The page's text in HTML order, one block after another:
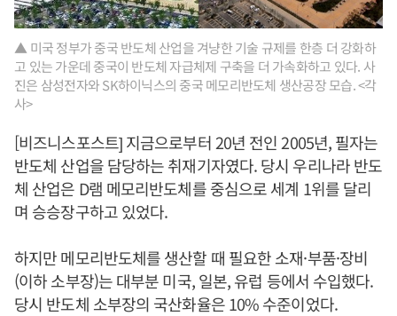
▲ 미국 정부가 중국 반도체 산업을 겨냥한 기술 규제를 한층 더 강화하
고 있는 가운데 중국이 반도체 자급체제 구축을 더 가속화하고 있다. 사
진은 삼성전자와 SK하이닉스의 중국 메모리반도체 생산공장 모습. <각
사>
[비즈니스포스트] 지금으로부터 20년 전인 2005년, 필자는
반도체 산업을 담당하는 취재기자였다. 당시 우리나라 반도
체 산업은 D램 메모리반도체를 중심으로 세계 1위를 달리
며 승승장구하고 있었다.
하지만 메모리반도체를 생산할 때 필요한 소재·부품·장비
(이하 소부장)는 대부분 미국, 일본, 유럽 등에서 수입했다.
당시 반도체 소부장의 국산화율은 10% 수준이었다.